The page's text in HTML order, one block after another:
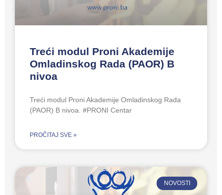
Treći modul Proni Akademije
Omladinskog Rada (PAOR) B
nivoa
Treći modul Proni Akademije Omladinskog Rada
(PAOR) B nivoa. #PRONI Centar
PROČITAJ SVE »
NOVOSTI